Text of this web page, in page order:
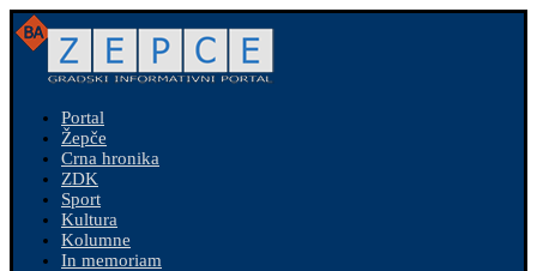
Portal
Žepče
Crna hronika
ZDK
Sport
Kultura
Kolumne
In memoriam